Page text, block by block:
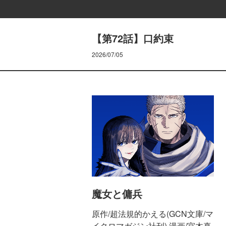
【第72話】口約束
2026/07/05
魔女と傭兵
原作/超法規的かえる(GCN文庫/マ